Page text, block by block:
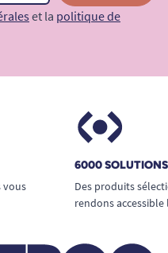
et la politique de
vous
6000
Des produits
rendons